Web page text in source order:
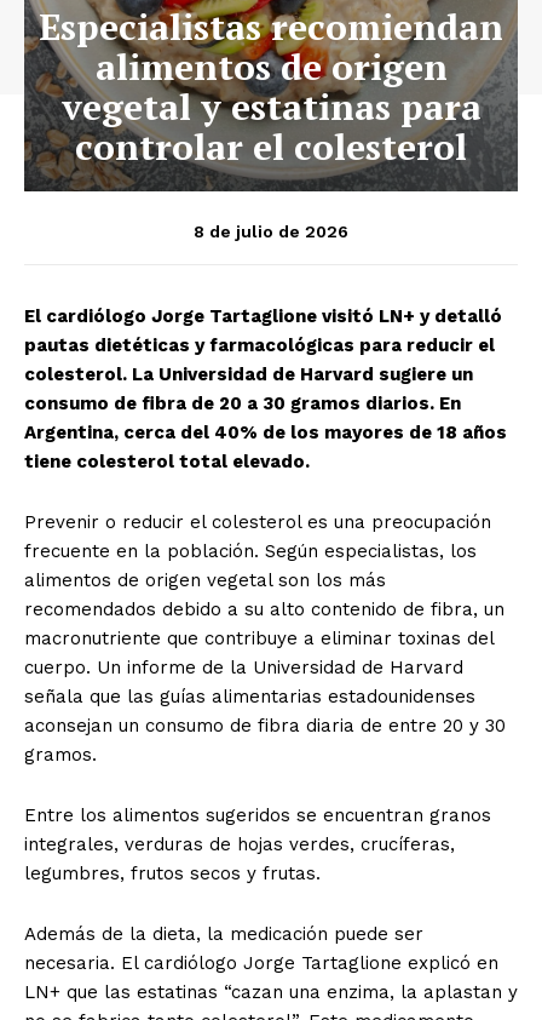
Especialistas recomiendan
alimentos de origen
vegetal y estatinas para
controlar el colesterol
8 de julio de 2026
El cardiólogo Jorge Tartaglione visitó LN+ y detalló
pautas dietéticas y farmacológicas para reducir el
colesterol. La Universidad de Harvard sugiere un
consumo de fibra de 20 a 30 gramos diarios. En
Argentina, cerca del 40% de los mayores de 18 años
tiene colesterol total elevado.
Prevenir o reducir el colesterol es una preocupación
frecuente en la población. Según especialistas, los
alimentos de origen vegetal son los más
recomendados debido a su alto contenido de fibra, un
macronutriente que contribuye a eliminar toxinas del
cuerpo. Un informe de la Universidad de Harvard
señala que las guías alimentarias estadounidenses
aconsejan un consumo de fibra diaria de entre 20 y 30
gramos.
Entre los alimentos sugeridos se encuentran granos
integrales, verduras de hojas verdes, crucíferas,
legumbres, frutos secos y frutas.
Además de la dieta, la medicación puede ser
necesaria. El cardiólogo Jorge Tartaglione explicó en
LN+ que las estatinas “cazan una enzima, la aplastan y